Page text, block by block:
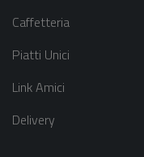
Caffetteria
Piatti Unici
Link Amici
Delivery